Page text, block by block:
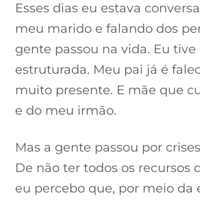
Esses dias eu estava
meu marido e falando dos
gente passou na vida. Eu
estruturada. Meu pai já é
muito presente. E mãe que
e do meu irmão.
Mas a gente passou por
De não ter todos os recursos
eu percebo que, por meio da